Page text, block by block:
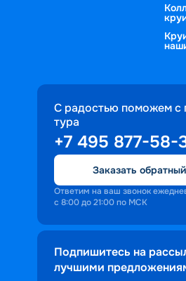
С радостью поможем с
тура
+7 495 877-58-
Заказать
Ответим на ваш звонок
с 8:00 до 21:00 по МСК
Подпишитесь на
лучшими